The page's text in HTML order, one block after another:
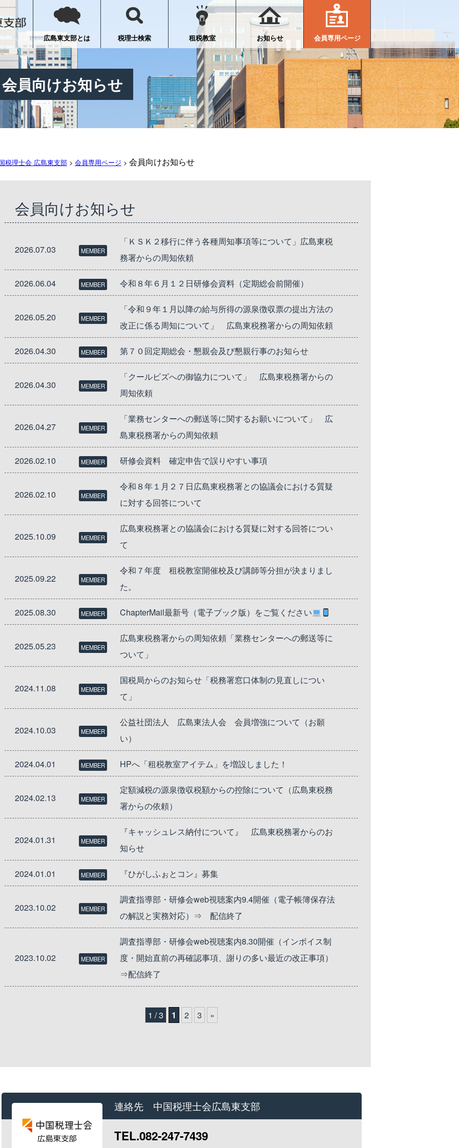
広島東支部とは 税理士検索 租税教室 お知らせ 会員専用ページ
会員向けお知らせ
税理士会 広島東支部 > 会員専用ページ > 会員向けお知らせ
会員向けお知らせ
2026.07.03 MEMBER
「ＫＳＫ２移行に伴う各種周知事項等について」広島東税
務署からの周知依頼
2026.06.04 MEMBER 令和８年６月１２日研修会資料（定期総会前開催）
2026.05.20 MEMBER
「令和９年１月以降の給与所得の源泉徴収票の提出方法の
改正に係る周知について」 広島東税務署からの周知依頼
2026.04.30 MEMBER 第７０回定期総会・懇親会及び懇親行事のお知らせ
2026.04.30 MEMBER
「クールビズへの御協力について」 広島東税務署からの
周知依頼
2026.04.27 MEMBER
「業務センターへの郵送等に関するお願いについて」 広
島東税務署からの周知依頼
2026.02.10 MEMBER 研修会資料 確定申告で誤りやすい事項
2026.02.10 MEMBER
令和８年１月２７日広島東税務署との協議会における質疑
に対する回答について
2025.10.09 MEMBER
広島東税務署との協議会における質疑に対する回答につい
て
2025.09.22 MEMBER
令和７年度 租税教室開催校及び講師等分担が決まりまし
た。
2025.08.30 MEMBER ChapterMail最新号（電子ブック版）をご覧ください
2025.05.23 MEMBER
広島東税務署からの周知依頼「業務センターへの郵送等に
ついて」
2024.11.08 MEMBER
国税局からのお知らせ「税務署窓口体制の見直しについ
て」
2024.10.03 MEMBER
公益社団法人 広島東法人会 会員増強について（お願
い）
2024.04.01 MEMBER HPへ「租税教室アイテム」を増設しました！
2024.02.13 MEMBER
定額減税の源泉徴収税額からの控除について（広島東税務
署からの依頼）
2024.01.31 MEMBER
『キャッシュレス納付について』 広島東税務署からのお
知らせ
2024.01.01 MEMBER 『ひがしふぉとコン』募集
2023.10.02 MEMBER
調査指導部・研修会web視聴案内9.4開催（電子帳簿保存法
の解説と実務対応）⇒ 配信終了
2023.10.02 MEMBER
調査指導部・研修会web視聴案内8.30開催（インボイス制
度・開始直前の再確認事項、謝りの多い最近の改正事項）
⇒配信終了
1 / 3 1 2 3 »
連絡先 中国税理士会広島東支部
TEL.082-247-7439